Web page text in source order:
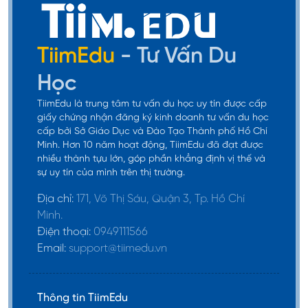
TiimEdu - Tư Vấn Du
Học
TiimEdu là trung tâm tư vấn du học uy tín được cấp
giấy chứng nhận đăng ký kinh doanh tư vấn du học
cấp bởi Sở Giáo Dục và Đào Tạo Thành phố Hồ Chí
Minh. Hơn 10 năm hoạt động, TiimEdu đã đạt được
nhiều thành tựu lớn, góp phần khẳng định vị thế và
sự uy tín của mình trên thị trường.
Địa chỉ: 171, Võ Thị Sáu, Quận 3, Tp. Hồ Chí
Minh.
Điện thoại: 0949111566
Email: support@tiimedu.vn
Thông tin TiimEdu